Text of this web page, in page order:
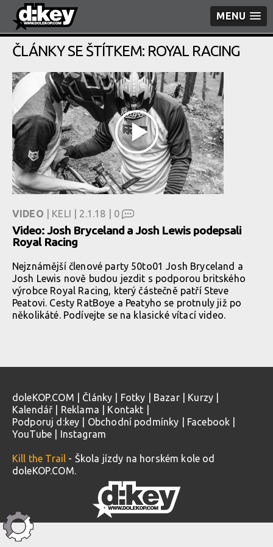
MENU
ČLÁNKY SE ŠTÍTKEM: ROYAL RACING
VIDEO | KELI | 2.1.18 | 0
Video: Josh Bryceland a Josh Lewis podepsali
Royal Racing
Nejznámější členové party 50to01 Josh Bryceland a
Josh Lewis nově budou jezdit s podporou britského
výrobce Royal Racing, který částečně patří Steve
Peatovi. Cesty RatBoye a Peatyho se protnuly již po
několikáté. Podívejte se na klasické vítací video.
doleKOP.COM Články Fotky Bazar| Kurzy
Kalendář
Reklama Kontakt
Podporuj d:key
Obchodní podmínky Facebook
YouTube
Instagram
Kill the Trail - Škola jízdy na horském kole od
doleKOP.COM.